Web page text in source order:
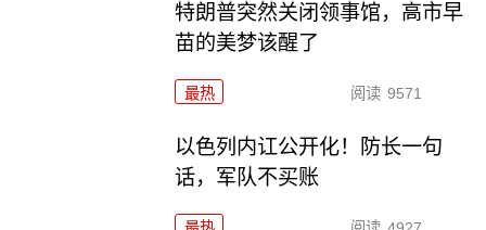
特朗普突然关闭领事馆，高市早
苗的美梦该醒了
最热 阅读 9571
以色列内讧公开化！防长一句
话，军队不买账